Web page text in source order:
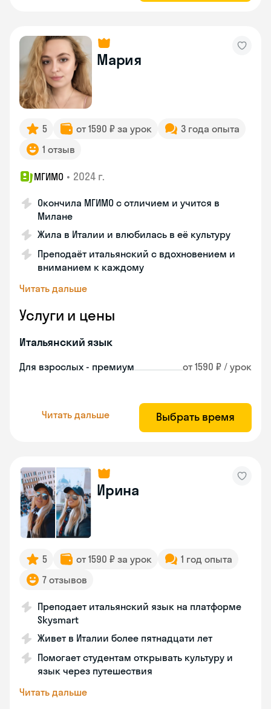
Мария
5 от 1590 ₽ за урок
3 года опыта
1 отзыв
МГИМО • 2024 г.
Окончила МГИМО с отличием и учится в
Милане
Жила в Италии и влюбилась в её культуру
Преподаёт итальянский с вдохновением и
вниманием к каждому
Читать дальше
Услуги и цены
Итальянский язык
Для взрослых - премиум от 1590 ₽ / урок
Читать дальше Выбрать время
Ирина
5 от 1590 ₽ за урок
1 год опыта
7 отзывов
Преподает итальянский язык на платформе
Skysmart
Живет в Италии более пятнадцати лет
Помогает студентам открывать культуру и
язык через путешествия
Читать дальше